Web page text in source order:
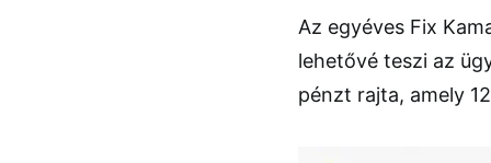
Az egyéves Fix
lehetővé teszi az
pénzt rajta, amely